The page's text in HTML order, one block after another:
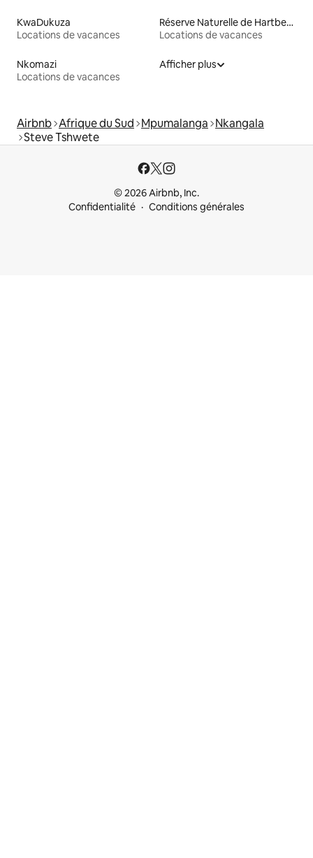
KwaDukuza
Locations de vacances
Réserve Naturelle de Hartbeespoort
Locations de vacances
Nkomazi
Locations de vacances
Afficher plus
Airbnb Afrique du Sud Mpumalanga Nkangala
Steve Tshwete
© 2026 Airbnb, Inc.
Confidentialité
Conditions générales